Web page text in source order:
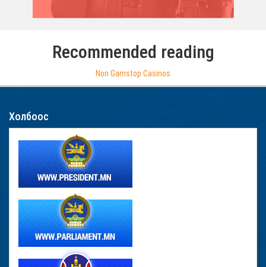
Recommended reading
Non Gamstop Casinos
Холбоос